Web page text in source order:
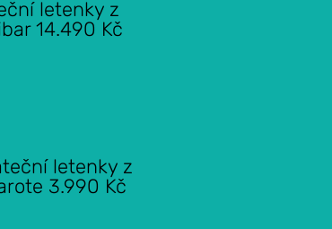
letenky z
14.490 Kč
letenky z
3.990 Kč